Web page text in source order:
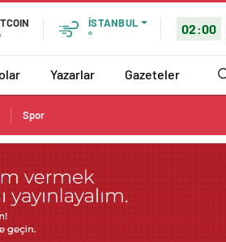
İSTANBUL
°
02:00
Yazarlar Gazeteler
Spor